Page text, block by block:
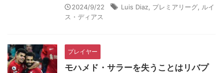
2024/9/22 Luis Diaz プレミアリーグ
ルイ
ス・ディアス
プレイヤー
モハメド・サラーを失うことはリバプ